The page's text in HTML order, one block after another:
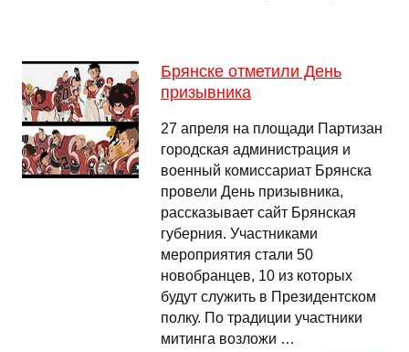
Брянске отметили День
призывника
27 апреля на площади Партизан
городская администрация и
военный комиссариат Брянска
провели День призывника,
рассказывает сайт Брянская
губерния. Участниками
мероприятия стали 50
новобранцев, 10 из которых
будут служить в Президентском
полку. По традиции участники
митинга возложи …